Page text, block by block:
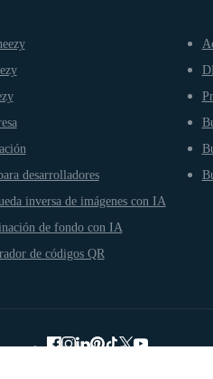
desarrolladores
inversa de imágenes con IA
de fondo con IA
de códigos QR